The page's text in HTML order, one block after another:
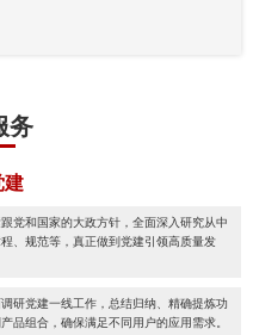
务
建
党和国家的大政方针，全面深入研究从中
、规范等，真正做到党建引领高质量发
研党建一线工作，总结归纳、精确提炼功
品组合，确保满足不同用户的应用需求。